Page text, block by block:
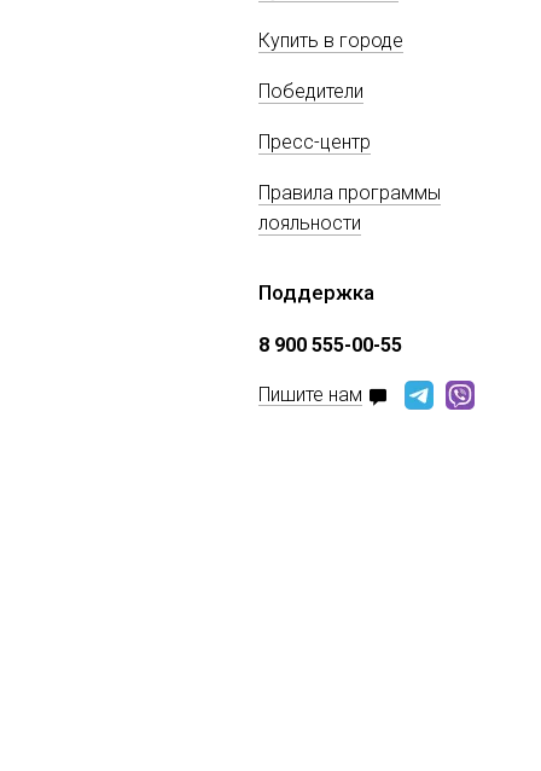
Купить в городе
Победители
Пресс-центр
Правила программы
лояльности
Поддержка
8 900 555-00-55
Пишите нам